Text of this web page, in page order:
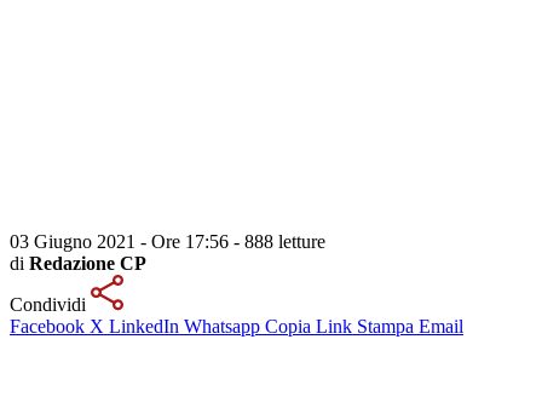
03 Giugno 2021 - Ore 17:56 - 888 letture
di Redazione CP
Condividi
Facebook X LinkedIn Whatsapp Copia Link Stampa Email